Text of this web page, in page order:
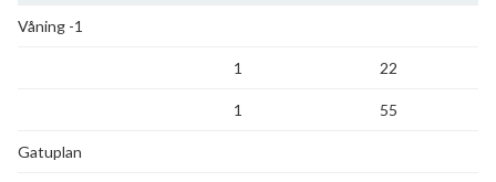
Våning -1
1 22
1 55
Gatuplan